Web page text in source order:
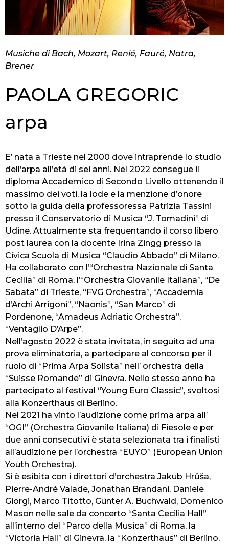
Musiche di Bach, Mozart, Renié, Fauré, Natra,
Brener
PAOLA GREGORIC
arpa
E’ nata a Trieste nel 2000 dove intraprende lo studio
dell’arpa all’età di sei anni. Nel 2022 consegue il
diploma Accademico di Secondo Livello ottenendo il
massimo dei voti, la lode e la menzione d’onore
sotto la guida della professoressa Patrizia Tassini
presso il Conservatorio di Musica “J. Tomadini” di
Udine. Attualmente sta frequentando il corso libero
post laurea con la docente Irina Zingg presso la
Civica Scuola di Musica “Claudio Abbado” di Milano.
Ha collaborato con l’“Orchestra Nazionale di Santa
Cecilia” di Roma, l’“Orchestra Giovanile Italiana”, “De
Sabata” di Trieste, “FVG Orchestra”, “Accademia
d’Archi Arrigoni”, “Naonis”, “San Marco” di
Pordenone, “Amadeus Adriatic Orchestra”,
“Ventaglio D’Arpe”.
Nell’agosto 2022 è stata invitata, in seguito ad una
prova eliminatoria, a partecipare al concorso per il
ruolo di “Prima Arpa Solista” nell’ orchestra della
“Suisse Romande” di Ginevra. Nello stesso anno ha
partecipato al festival “Young Euro Classic”, svoltosi
alla Konzerthaus di Berlino.
Nel 2021 ha vinto l’audizione come prima arpa all’
“OGI” (Orchestra Giovanile Italiana) di Fiesole e per
due anni consecutivi è stata selezionata tra i finalisti
all’audizione per l’orchestra “EUYO” (European Union
Youth Orchestra).
Si è esibita con i direttori d’orchestra Jakub Hrůša,
Pierre-André Valade, Jonathan Brandani, Daniele
Giorgi, Marco Titotto, Günter A. Buchwald, Domenico
Mason nelle sale da concerto “Santa Cecilia Hall”
all’interno del “Parco della Musica” di Roma, la
“Victoria Hall” di Ginevra, la “Konzerthaus” di Berlino,